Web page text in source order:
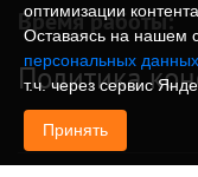
Время работы:
Политика
оптимизации
Оставаясь на нашем
персональных данных
т.ч. через сервис
Принять